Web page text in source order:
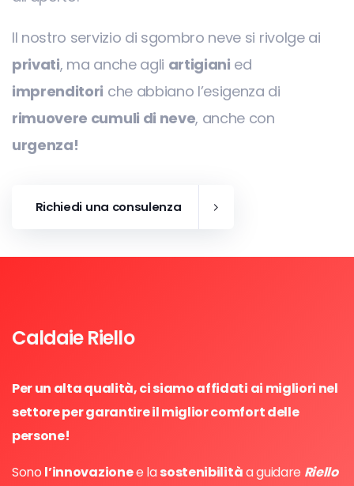
Il nostro servizio di sgombro neve si rivolge ai
privati, ma anche agli artigiani ed
imprenditori che abbiano l’esigenza di
rimuovere cumuli di neve, anche con
urgenza!
Richiedi una consulenza
Caldaie Riello
Per un alta qualità, ci siamo affidati ai migliori nel
settore per garantire il miglior comfort delle
persone!
Sono l’innovazionee lasostenibilitàa guidare Riello